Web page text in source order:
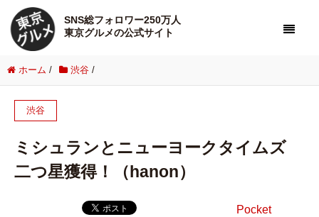
SNS総フォロワー250万人
東京グルメの公式サイト
ホーム / 渋谷 /
渋谷
ミシュランとニューヨークタイムズ
二つ星獲得！（hanon）
Pocket